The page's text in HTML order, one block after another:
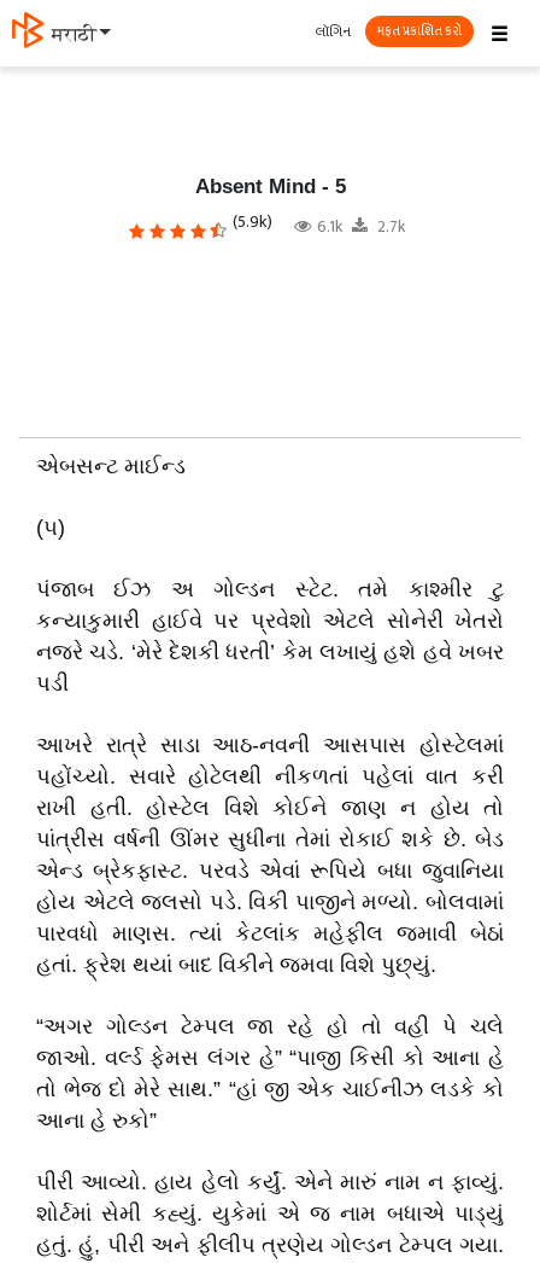
मराठी ☰
લૉગિન મફત પ્રકાશિત કરો
Absent Mind - 5
(5.9k) 6.1k 2.7k
એબસન્ટ માઈન્ડ
(૫)
પંજાબ ઈઝ અ ગોલ્ડન સ્ટેટ. તમે કાશ્મીર ટુ
કન્યાકુમારી હાઈવે પર પ્રવેશો એટલે સોનેરી ખેતરો
નજરે ચડે. ‘મેરે દેશકી ધરતી’ કેમ લખાયું હશે હવે ખબર
પડી
આખરે રાત્રે સાડા આઠ-નવની આસપાસ હોસ્ટેલમાં
પહોંચ્યો. સવારે હોટેલથી નીકળતાં પહેલાં વાત કરી
રાખી હતી. હોસ્ટેલ વિશે કોઈને જાણ ન હોય તો
પાંત્રીસ વર્ષની ઊંમર સુધીના તેમાં રોકાઈ શકે છે. બેડ
એન્ડ બ્રેકફાસ્ટ. પરવડે એવાં રૂપિયે બધા જુવાનિયા
હોય એટલે જલસો પડે. વિકી પાજીને મળ્યો. બોલવામાં
પારવધો માણસ. ત્યાં કેટલાંક મહેફીલ જમાવી બેઠાં
હતાં. ફ્રેશ થયાં બાદ વિકીને જમવા વિશે પુછ્યું.
“અગર ગોલ્ડન ટેમ્પલ જા રહે હો તો વહી પે ચલે
જાઓ. વર્લ્ડ ફેમસ લંગર હે” “પાજી કિસી કો આના હે
તો ભેજ દો મેરે સાથ.” “હાં જી એક ચાઈનીઝ લડકે કો
આના હે રુકો”
પીરી આવ્યો. હાય હેલો કર્યું. એને મારું નામ ન ફાવ્યું.
શોર્ટમાં સેમી કહ્યું. યુકેમાં એ જ નામ બધાએ પાડ્યું
હતું. હું, પીરી અને ફીલીપ ત્રણેય ગોલ્ડન ટેમ્પલ ગયા.